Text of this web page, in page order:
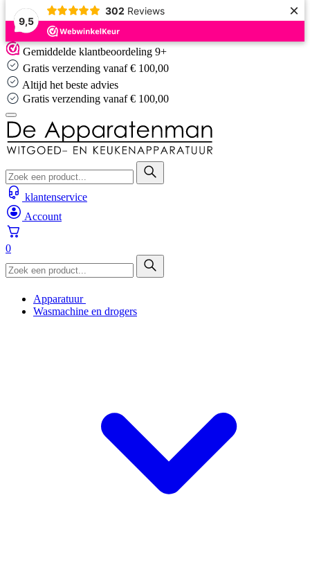
9,5
302 Reviews ×
Skip
to
content
Gemiddelde klantbeoordeling 9+
Gratis verzending vanaf € 100,00
Altijd het beste advies
Gratis verzending vanaf € 100,00
klantenservice
Account
0
Apparatuur
Wasmachine en drogers